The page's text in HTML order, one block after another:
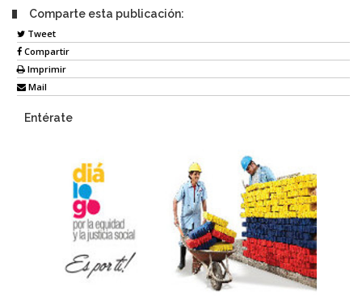
Comparte esta publicación:
Tweet
Compartir
Imprimir
Mail
Entérate